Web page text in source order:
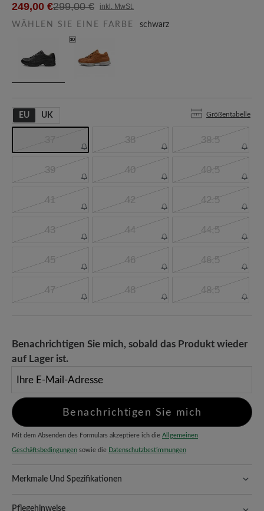
249,00 €299,00 € inkl. MwSt.
WÄHLEN SIE EINE FARBE schwarz
EU UK Größentabelle
38 38.5
39 40 40,5
41 42 42.5
43 44 44,5
45 46 46,5
47 48 48,5
Benachrichtigen Sie mich, sobald das Produkt wieder
auf Lager ist.
Benachrichtigen Sie mich
Mit dem Absenden des Formulars akzeptiere ich die Allgemeinen
Geschäftsbedingungen sowie die Datenschutzbestimmungen
Merkmale Und Spezifikationen
Natürlich geformte Schuhe, handgefertigt hergestellt.
Pflegehinweise